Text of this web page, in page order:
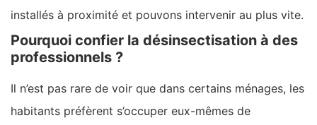
installés à proximité et pouvons intervenir au plus vite.
Pourquoi confier la désinsectisation à des
professionnels ?
Il n’est pas rare de voir que dans certains ménages, les
habitants préfèrent s’occuper eux-mêmes de